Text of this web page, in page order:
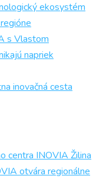
ekosystém
s Vlastom
napriek
inovačná cesta
centra INOVIA Žilina
otvára regionálne